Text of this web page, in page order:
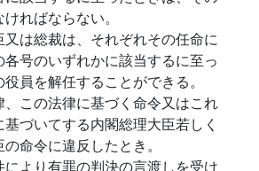
ればならない。
又は総裁は、それぞれその任命に
号のいずれかに該当するに至っ
員を解任することができる。
、この法律に基づく命令又はこれ
基づいてする内閣総理大臣若しく
命令に違反したとき。
により有罪の判決の言渡しを受け